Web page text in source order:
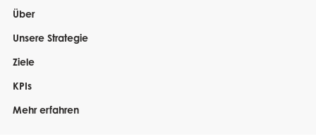
Über
Unsere Strategie
Ziele
KPIs
Mehr erfahren